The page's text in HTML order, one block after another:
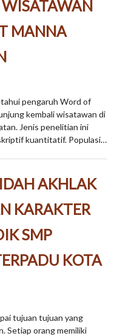
MANNA
pengaruh Word of
kembali wisatawan di
Jenis penelitian ini
kuantitatif. Populasi…
AKHLAK
KARAKTER
SMP
KOTA
tujuan tujuan yang
Setiap orang memiliki